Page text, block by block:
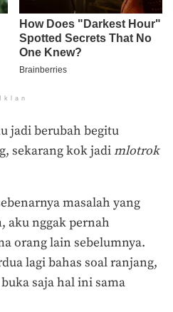
Iklan
jadi berubah begitu
sekarang kok jadimlotrok
masalah yang
aku nggak pernah
orang lain sebelumnya.
lagi bahas soal ranjang,
saja hal ini sama